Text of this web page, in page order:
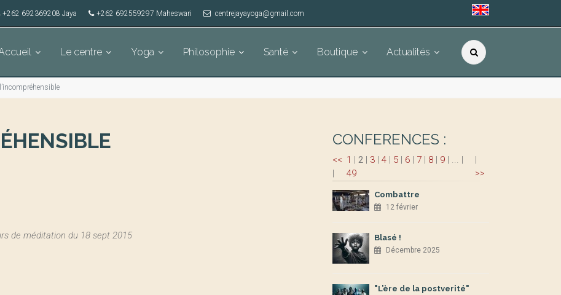
+262 692369208 Jaya +262 692559297 Maheswari centrejayayoga@gmail.com
Le centre Yoga Philosophie Santé Boutique Actualités
de méditation du 18 sept 2015
CONFERENCES :
<<
|
1 | 2| 3| 4| 5| 6| 7| 8| 9| ... |
49
|
>>
Combattre
12 février
Blasé !
Décembre 2025
"L’ère de la postverité"